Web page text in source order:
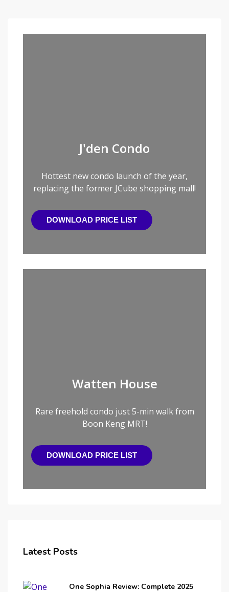
J'den Condo
Hottest new condo launch of the year,
replacing the former JCube shopping mall!
DOWNLOAD PRICE LIST
Watten House
Rare freehold condo just 5-min walk from
Boon Keng MRT!
DOWNLOAD PRICE LIST
Latest Posts
One Sophia Review: Complete 2025